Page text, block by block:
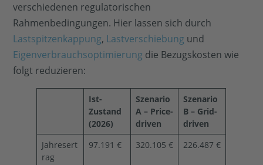
verschiedenen regulatorischen
Rahmenbedingungen. Hier lassen sich durch
Lastspitzenkappung, Lastverschiebung und
Eigenverbrauchsoptimierung die Bezugskosten wie
folgt reduzieren:
Ist-
Zustand
(2026)
Szenario
A – Price-
driven
Szenario
B – Grid-
driven
Jahresert
rag
97.191 € 320.105 € 226.487 €